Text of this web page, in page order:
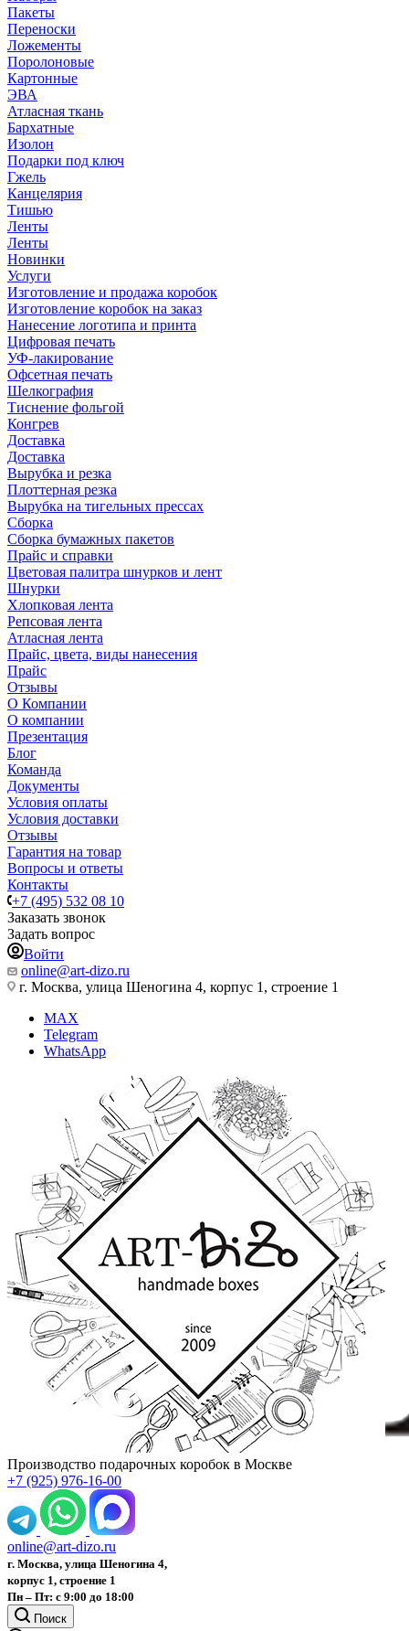
Пакеты
Переноски
Ложементы
Поролоновые
Картонные
ЭВА
Атласная ткань
Бархатные
Изолон
Подарки под ключ
Гжель
Канцелярия
Тишью
Ленты
Ленты
Новинки
Услуги
Изготовление и продажа коробок
Изготовление коробок на заказ
Нанесение логотипа и принта
Цифровая печать
УФ-лакирование
Офсетная печать
Шелкография
Тиснение фольгой
Конгрев
Доставка
Доставка
Вырубка и резка
Плоттерная резка
Вырубка на тигельных прессах
Сборка
Сборка бумажных пакетов
Прайс и справки
Цветовая палитра шнурков и лент
Шнурки
Хлопковая лента
Репсовая лента
Атласная лента
Прайс, цвета, виды нанесения
Прайс
Отзывы
О Компании
О компании
Презентация
Блог
Команда
Документы
Условия оплаты
Условия доставки
Отзывы
Гарантия на товар
Вопросы и ответы
Контакты
+7 (495) 532 08 10
Заказать звонок
Задать вопрос
Войти
online@art-dizo.ru
г. Москва, улица Шеногина 4, корпус 1, строение 1
MAX
Telegram
WhatsApp
Производство подарочных коробок в Москве
+7 (925) 976-16-00
online@art-dizo.ru
г. Москва, улица Шеногина 4,
корпус 1, строение 1
Пн – Пт: с 9:00 до 18:00
Поиск